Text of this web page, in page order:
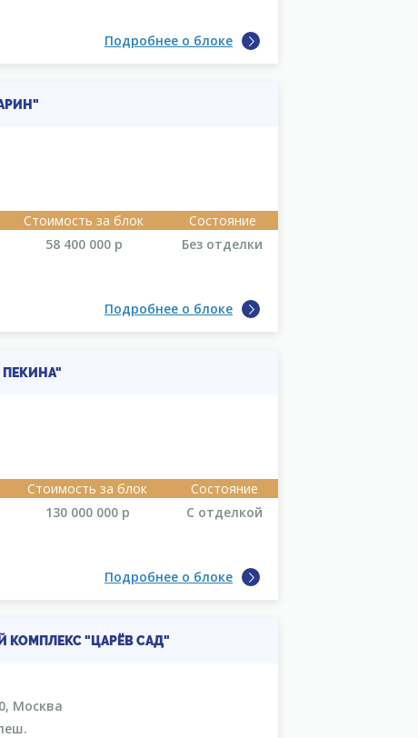
Подробнее о блоке
Стоимость за блок
Состояние
58 400 000р Без отделки
Подробнее о блоке
Стоимость за блок
Состояние
130 000 000р С отделкой
Подробнее о блоке
"ЦАРЁВ САД"
Москва